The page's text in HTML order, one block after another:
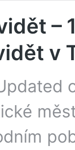
–
v